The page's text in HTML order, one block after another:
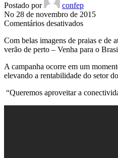
Postado por
confep
No 28 de novembro de 2015
Comentários desativadosem
faz
campanha
atrair
turistas
América
Latina
Com belas imagens de praias e de
verão de perto – Venha para o
A campanha ocorre em um
elevando a rentabilidade do setor
“Queremos aproveitar a